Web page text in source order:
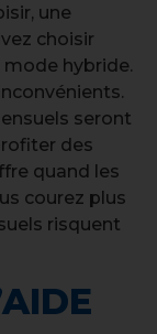
une
choisir
mode hybride.
seront
des
quand les
courez plus
risquent